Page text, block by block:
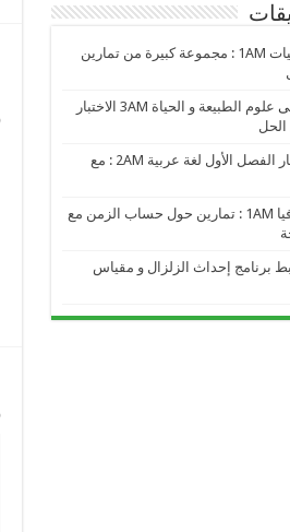
رياضيات 1AM : مجموعة كبيرة من تمارين
علوم الطبيعة و الحياة 3AM الاختبار
الحل
اختبار الفصل الأول لغة عربية 2AM : مع
الجغرافيا 1AM : تمارين حول حساب الزمن مع
برنامج إحداث الزلزال و مقياس